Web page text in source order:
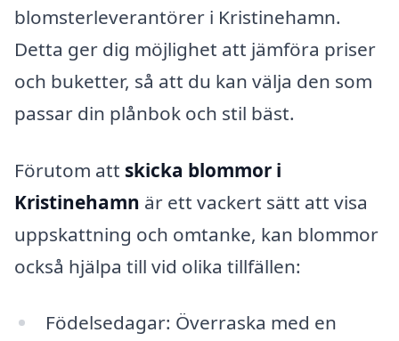
blomsterleverantörer i Kristinehamn.
Detta ger dig möjlighet att jämföra priser
och buketter, så att du kan välja den som
passar din plånbok och stil bäst.
Förutom att skicka blommor i
Kristinehamn är ett vackert sätt att visa
uppskattning och omtanke, kan blommor
också hjälpa till vid olika tillfällen:
Födelsedagar: Överraska med en